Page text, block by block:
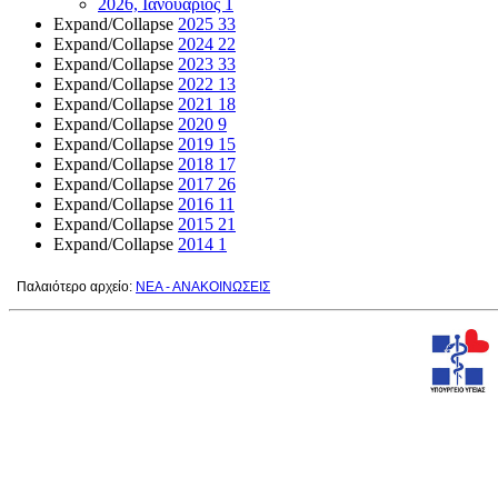
2026, Ιανουάριος 1
Expand/Collapse 2025 33
Expand/Collapse 2024 22
Expand/Collapse 2023 33
Expand/Collapse 2022 13
Expand/Collapse 2021 18
Expand/Collapse 2020 9
Expand/Collapse 2019 15
Expand/Collapse 2018 17
Expand/Collapse 2017 26
Expand/Collapse 2016 11
Expand/Collapse 2015 21
Expand/Collapse 2014 1
Παλαιότερο αρχείο: ΝΕΑ - ΑΝΑΚΟΙΝΩΣΕΙΣ